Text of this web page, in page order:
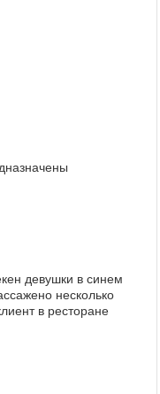
девушки в синем
несколько
в ресторане